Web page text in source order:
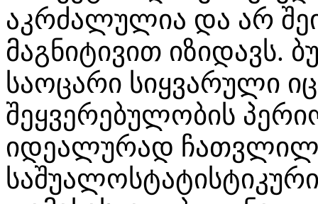
აკრძალულია და არ
მაგნიტივით იზიდავს.
საოცარი სიყვარული
შეყვერებულობის
იდეალურად ჩათვლილ